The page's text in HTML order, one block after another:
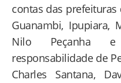
contas das prefeituras
Guanambi, Ipupiara,
Nilo Peçanha
responsabilidade de
Charles Santana,